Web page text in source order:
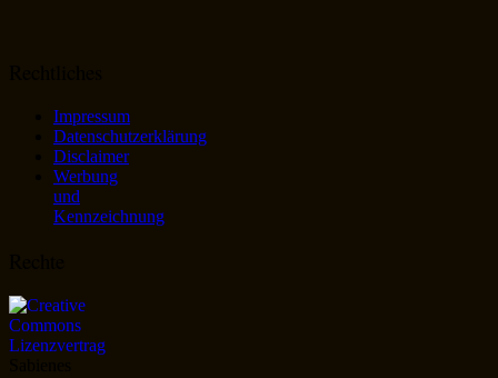
Impressum
Datenschutzerklärung
Disclaimer
Werbung
und
Kennzeichnung